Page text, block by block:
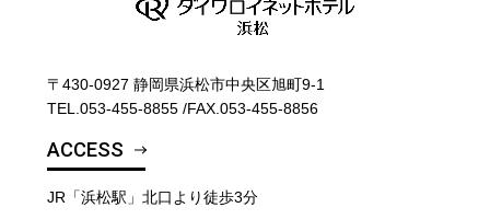
〒430-0927 静岡県浜松市中央区旭町9-1
TEL. 053-455-8855 /FAX.053-455-8856
ACCESS
JR「浜松駅」北口より徒歩3分